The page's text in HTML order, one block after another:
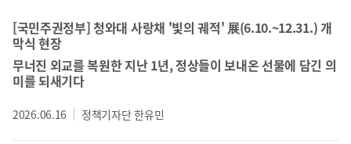
[국민주권정부] 청와대 사랑채 '빛의 궤적' 展(6.10.~12.31.) 개
막식 현장
무너진 외교를 복원한 지난 1년, 정상들이 보내온 선물에 담긴 의
미를 되새기다
2026.06.16 정책기자단 한유민